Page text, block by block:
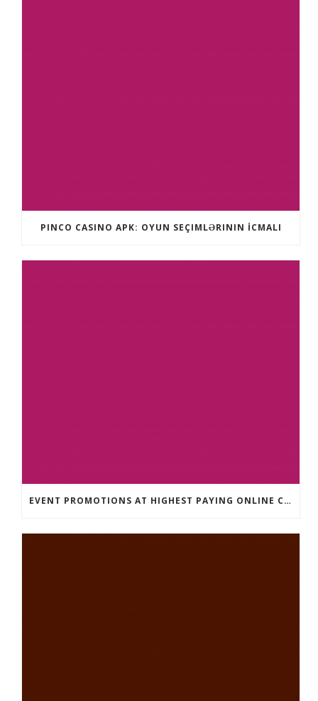
PINCO CASINO APK: OYUN SEÇIMLƏRININ İCMALI
EVENT PROMOTIONS AT HIGHEST PAYING ONLINE CASINOS WITH BEST RTP